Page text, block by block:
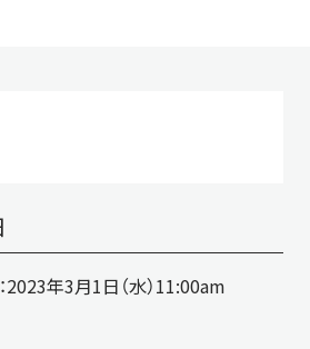
：2023年3月1日（水）11:00am